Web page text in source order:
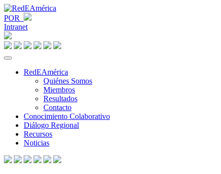
POR
Intranet
RedEAmérica
Quiénes Somos
Miembros
Resultados
Contacto
Conocimiento Colaborativo
Diálogo Regional
Recursos
Noticias